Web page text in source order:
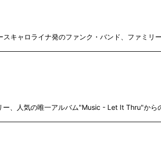
キャロライナ発のファンク・バンド、ファミ
、人気の唯一アルバム"Music - Let It Thru"か